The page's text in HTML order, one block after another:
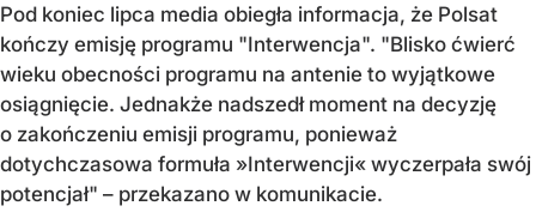
Pod koniec lipca media obiegła informacja, że Polsat
kończy emisję programu "Interwencja". "Blisko ćwierć
wieku obecności programu na antenie to wyjątkowe
osiągnięcie. Jednakże nadszedł moment na decyzję
o zakończeniu emisji programu, ponieważ
dotychczasowa formuła »Interwencji« wyczerpała swój
potencjał" – przekazano w komunikacie.